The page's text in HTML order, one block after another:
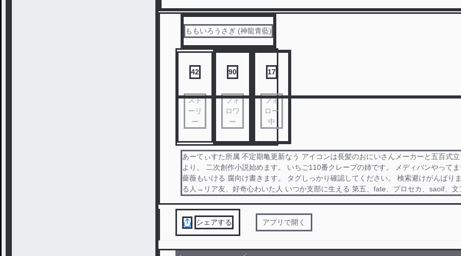
ももいろうさぎ (神龍青藍)
42
スト
ーリ
ー
90
フォ
ロワ
ー
17
フォ
ロー
中
あーてぃすた所属 不定期亀更新なう アイコンは長髪のおにいさんメーカーと五百式
より。 二次創作小説始めます。 いちご110番クレープの姉です。 メディバンやって
薔薇もいける 腐向け書きます。 タグしっかり確認してください。 検索避けがんばり
る人→リア友、好奇心わいた人 いつか支部に生える 第五、fate、プロセカ、saoif、文
シェアする アプリで開く